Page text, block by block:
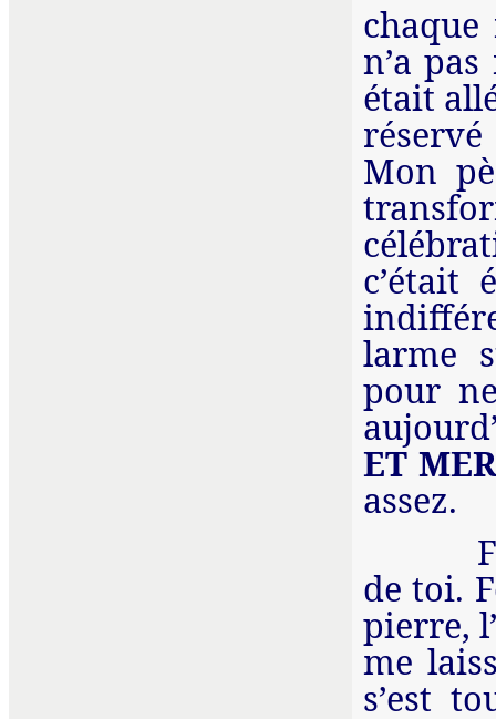
n’a
était
Mon
c’était
larme
pour
ET
assez.
de toi.
pierre,
me
s’est